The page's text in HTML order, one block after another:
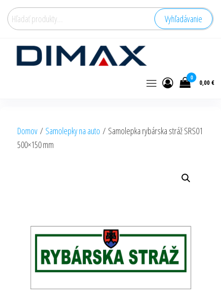
Hľadať: Vyhľadávanie
0
0,00 €
Domov / Samolepky na auto / Samolepka rybárska stráž SRS01
500×150 mm